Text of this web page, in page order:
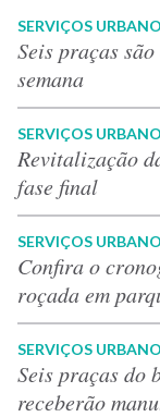
SERVIÇOS
Seis praças
semana
SERVIÇOS
Revitalização
fase final
SERVIÇOS
Confira o
roçada em
SERVIÇOS
Seis praças do
receberão